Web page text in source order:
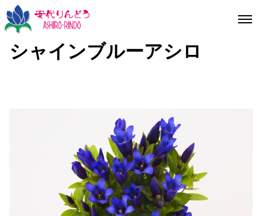
シャインブルーアシロ